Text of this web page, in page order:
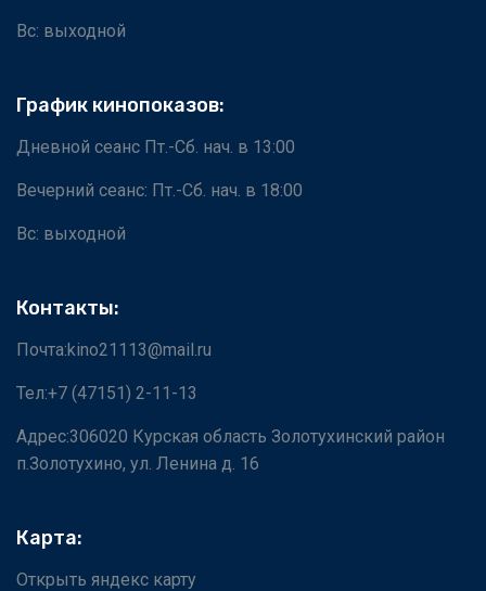
Вс: выходной
График кинопоказов:
Дневной сеанс Пт.-Сб. нач. в 13:00
Вечерний сеанс: Пт.-Сб. нач. в 18:00
Вс: выходной
Контакты:
Почта:kino21113@mail.ru
Тел:+7 (47151) 2-11-13
Адрес:306020 Курская область Золотухинский район
п.Золотухино, ул. Ленина д. 16
Карта:
Открыть яндекс карту